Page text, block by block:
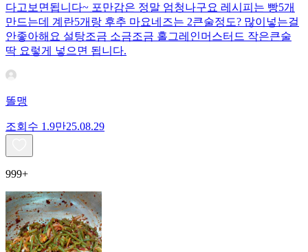
다고보면됩니다~ 포만감은 정말 엄청나구요 레시피는 빵5개
만드는데 계란5개랑 후추 마요네즈는 2큰술정도? 많이넣는걸
안좋아해요 설탕조금 소금조금 홀그레인머스터드 작은큰술
딱 요렇게 넣으면 됩니다.
똘맹
조회수 1.9만25.08.29
999+